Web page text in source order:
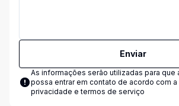
Enviar
As informações serão utilizadas para que
possa entrar em contato de acordo com a
privacidade e termos de serviço